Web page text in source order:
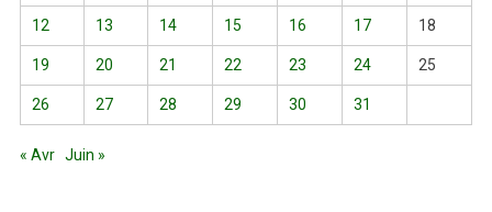
12 13 14 15 16 17 18
19 20 21 22 23 24 25
26 27 28 29 30 31
« Avr Juin »